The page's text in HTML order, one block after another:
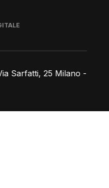
Sarfatti, 25 Milano -